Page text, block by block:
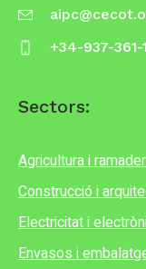
+34-937-361-
Sectors:
Agricultura i
Construcció i
Electricitat i
Envasos i